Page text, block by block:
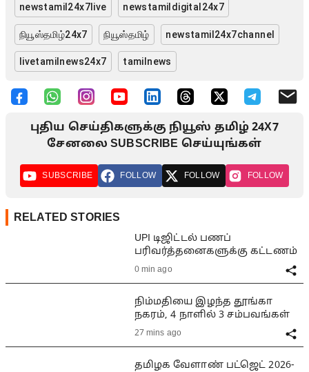
newstamil24x7live newstamildigital24x7
நியூஸ்தமிழ்24x7 நியூஸ்தமிழ் newstamil24x7channel
livetamilnews24x7 tamilnews
புதிய செய்திகளுக்கு நியூஸ் தமிழ் 24X7
சேனலை SUBSCRIBE செய்யுங்கள்
SUBSCRIBE FOLLOW FOLLOW FOLLOW
RELATED STORIES
UPI டிஜிட்டல் பணப்
பரிவர்த்தனைகளுக்கு கட்டணம்
0 min ago
நிம்மதியை இழந்த தூங்கா
நகரம், 4 நாளில் 3 சம்பவங்கள்
27 mins ago
தமிழக வேளாண் பட்ஜெட் 2026-